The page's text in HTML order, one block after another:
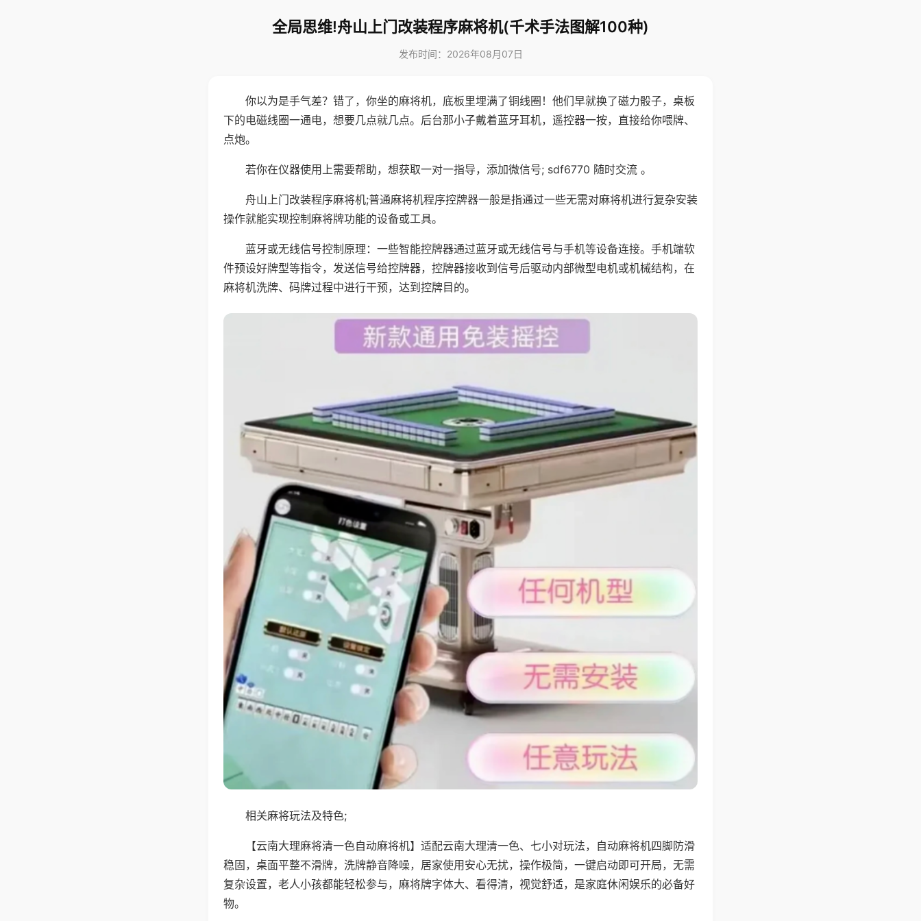
全局思维!舟山上门改装程序麻将机(千术手法图解100种)
发布时间：2026年08月07日
你以为是手气差？错了，你坐的麻将机，底板里埋满了铜线圈！他们早就换了磁力骰子，桌板
下的电磁线圈一通电，想要几点就几点。后台那小子戴着蓝牙耳机，遥控器一按，直接给你喂牌、
点炮。
若你在仪器使用上需要帮助，想获取一对一指导，添加微信号; sdf6770 随时交流 。
舟山上门改装程序麻将机;普通麻将机程序控牌器一般是指通过一些无需对麻将机进行复杂安装
操作就能实现控制麻将牌功能的设备或工具。
蓝牙或无线信号控制原理：一些智能控牌器通过蓝牙或无线信号与手机等设备连接。手机端软
件预设好牌型等指令，发送信号给控牌器，控牌器接收到信号后驱动内部微型电机或机械结构，在
麻将机洗牌、码牌过程中进行干预，达到控牌目的。
相关麻将玩法及特色;
【云南大理麻将清一色自动麻将机】适配云南大理清一色、七小对玩法，自动麻将机四脚防滑
稳固，桌面平整不滑牌，洗牌静音降噪，居家使用安心无扰，操作极简，一键启动即可开局，无需
复杂设置，老人小孩都能轻松参与，麻将牌字体大、看得清，视觉舒适，是家庭休闲娱乐的必备好
物。